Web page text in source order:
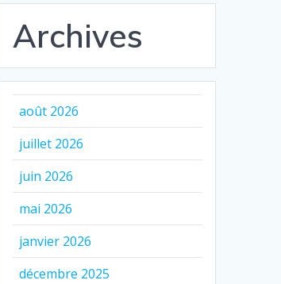
Archives
août 2026
juillet 2026
juin 2026
mai 2026
janvier 2026
décembre 2025